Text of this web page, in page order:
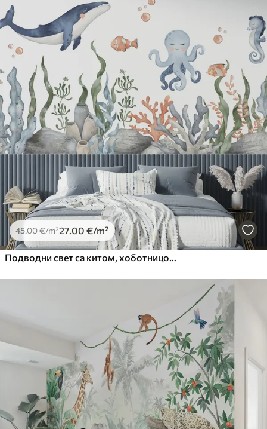
Доступни материјали
Standard
.0027
Premium
56.6734.00 /m²
Premium Vinil
.00€/m²
Peel and Stick
81.6749.00€/m²
45.00€/m²27 .00 €/m²